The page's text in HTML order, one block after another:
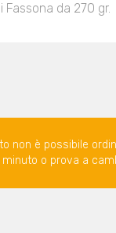
Fassona da 270 gr.
non è possibile
o prova a